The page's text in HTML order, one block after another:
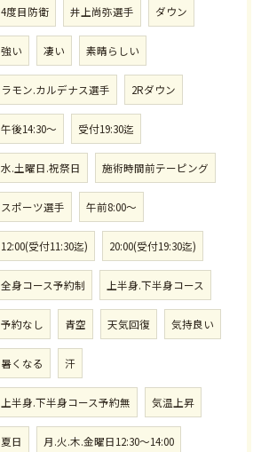
4度目防衛 井上尚弥選手 ダウン
強い 凄い 素晴らしい
ラモン.カルデナス選手 2Rダウン
午後14:30〜 受付19:30迄
水.土曜日.祝祭日 施術時間前テーピング
スポーツ選手 午前8:00〜
12:00(受付11:30迄) 20:00(受付19:30迄)
全身コース予約制 上半身.下半身コース
予約なし 青空 天気回復 気持良い
暑くなる 汗
上半身.下半身コース予約無 気温上昇
夏日 月.火.木.金曜日12:30〜14:00